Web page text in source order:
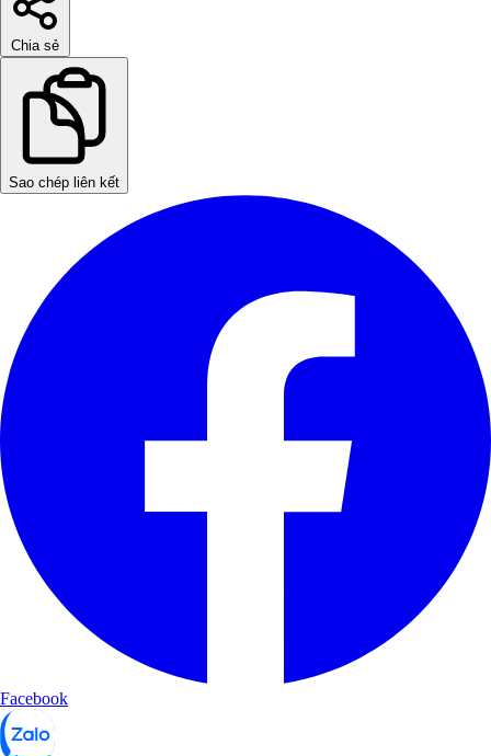
Chia sẻ
Sao chép liên kết
Facebook